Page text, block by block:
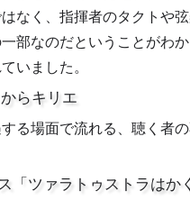
なく、指揮者のタクトや
部なのだということがわ
いました。
らキリエ
る場面で流れる、聴く者
「ツァラトゥストラはか